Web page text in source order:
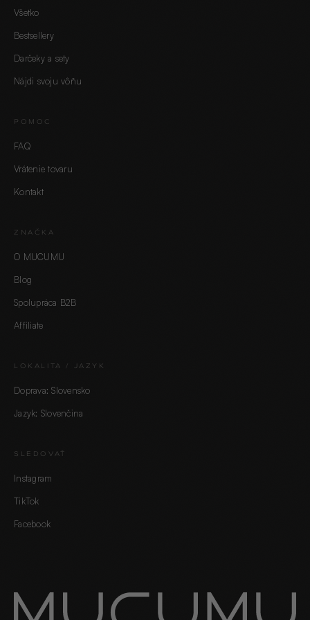
Všetko
Bestsellery
Darčeky a sety
Nájdi svoju vôňu
POMOC
FAQ
Vrátenie tovaru
Kontakt
ZNAČKA
O MUCUMU
Blog
Spolupráca B2B
Affiliate
LOKALITA / JAZYK
Doprava: Slovensko
Jazyk: Slovenčina
SLEDOVAŤ
Instagram
TikTok
Facebook